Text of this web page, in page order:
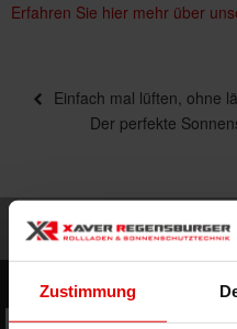
Zustimmung
Erfahren Sie hier mehr über
Vorheriger
Beitrag
Einfach mal lüften, ohne
Nächster
Der perfekte
Impressum